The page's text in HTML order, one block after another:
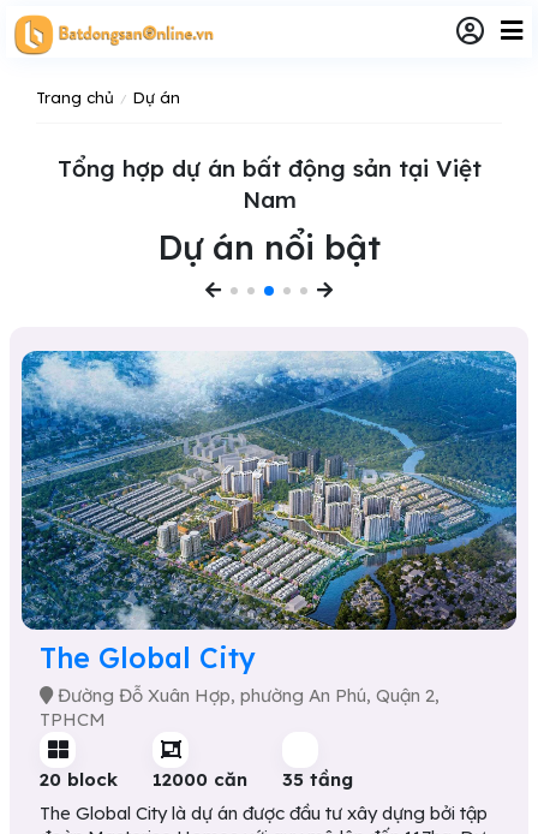
Trang chủ Dự án
Tổng hợp dự án bất động sản tại Việt
Nam
Dự án nổi bật
The Global City
Đường Đỗ Xuân Hợp, phường An Phú, Quận 2,
TPHCM
20 block 12000 căn
35 tầng
The Global City là dự án được đầu tư xây dựng bởi tập